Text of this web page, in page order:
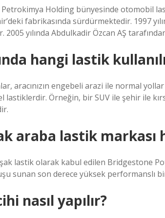
Petrokimya Holding bünyesinde otomobil
fabrikasında sürdürmektedir. 1997
2005 yılında Abdulkadir Özcan AŞ
hangi lastik
aracınızın engebeli arazi ile normal yollar
lastiklerdir. Örneğin, bir SUV ile şehir ile
araba lastik markası
lastik olarak kabul edilen Bridgestone
sunan son derece yüksek performanslı
nasıl yapılır?